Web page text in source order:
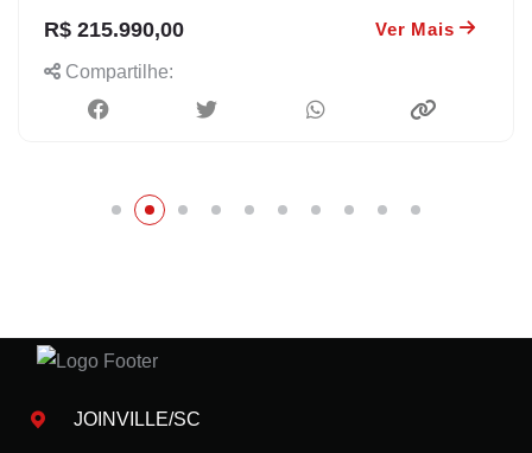
R$ 215.990,00 Ver Mais
Compartilhe:
JOINVILLE/SC